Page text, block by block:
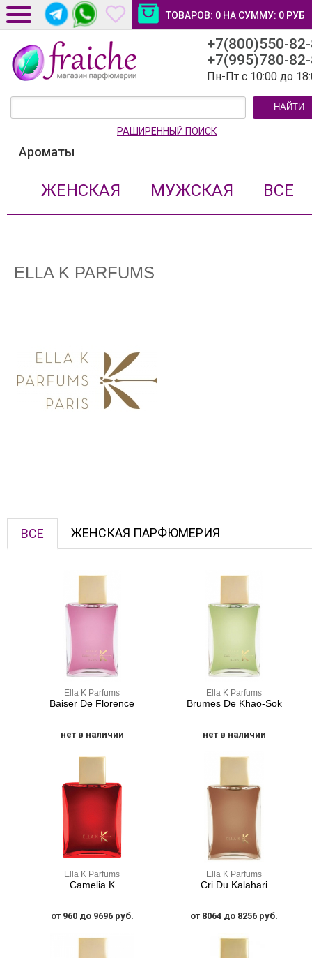
ТОВАРОВ: 0 НА СУММУ: 0 РУБ
ДОСТАВКА И ОПЛАТА
НОВОСТИ И СТАТЬИ
+7(800)550-
+7(995)780-
Пн-Пт с 10:00 до
НАЙТИ
РАШИРЕННЫЙ ПОИСК
Ароматы
ЖЕНСКАЯ МУЖСКАЯ ВСЕ
ELLA K PARFUMS
ВСЕ ЖЕНСКАЯ ПАРФЮМЕРИЯ
Ella K Parfums
Baiser De Florence
нет в наличии
Ella K Parfums
Brumes De Khao-Sok
нет в наличии
Ella K Parfums
Camelia K
от 960 до 9696 руб.
Ella K Parfums
Cri Du Kalahari
от 8064 до 8256 руб.